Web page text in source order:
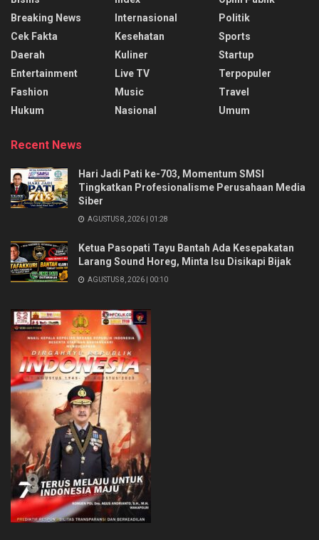
Breaking News
Cek Fakta
Daerah
Entertainment
Fashion
Hukum
Internasional
Kesehatan
Kuliner
Live TV
Music
Nasional
Politik
Sports
Startup
Terpopuler
Travel
Umum
Recent News
Hari Jadi Pati ke-703, Momentum SMSI
Tingkatkan Profesionalisme Perusahaan Media
Siber
AGUSTUS 8, 2026 | 01:28
Ketua Pasopati Tayu Bantah Ada Kesepakatan
Larang Sound Horeg, Minta Isu Disikapi Bijak
AGUSTUS 8, 2026 | 00:10